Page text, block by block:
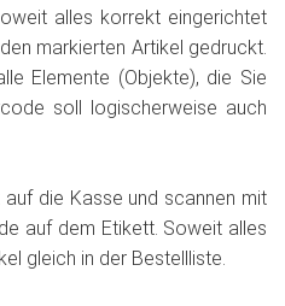
alles korrekt eingerichtet
markierten Artikel gedruckt.
Elemente (Objekte), die Sie
soll logischerweise auch
die Kasse und scannen mit
auf dem Etikett. Soweit alles
gleich in der Bestellliste.